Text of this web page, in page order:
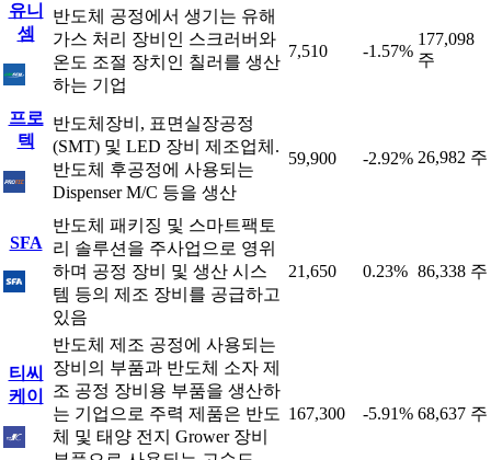
유니
셈
반도체 공정에서 생기는 유해
가스 처리 장비인 스크러버와
온도 조절 장치인 칠러를 생산
하는 기업
7,510 -1.57%
177,098
주
프로
텍
반도체장비, 표면실장공정
(SMT) 및 LED 장비 제조업체.
반도체 후공정에 사용되는
Dispenser M/C 등을 생산
59,900 -2.92% 26,982 주
SFA
반도체 패키징 및 스마트팩토
리 솔루션을 주사업으로 영위
하며 공정 장비 및 생산 시스
템 등의 제조 장비를 공급하고
있음
21,650 0.23% 86,338 주
티씨
케이
반도체 제조 공정에 사용되는
장비의 부품과 반도체 소자 제
조 공정 장비용 부품을 생산하
는 기업으로 주력 제품은 반도
체 및 태양 전지 Grower 장비
167,300 -5.91% 68,637 주